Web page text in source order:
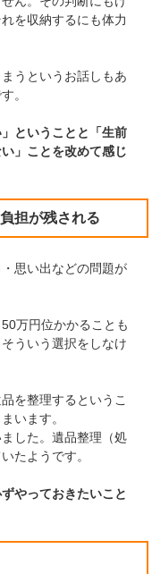
を収納するにも体力
うというお話しもあ
。
ということと「生前
」ことを改めて感じ
担が残される
思い出などの問題が
万円位かかることも
ういう選択をしなけ
を整理するというこ
います。
した。遺品整理（処
たようです。
やっておきたいこと